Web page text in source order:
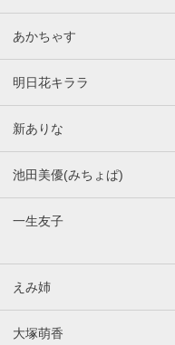
あかちゃす
明日花キララ
新ありな
池田美優(みちょぱ)
一生友子
えみ姉
大塚萌香